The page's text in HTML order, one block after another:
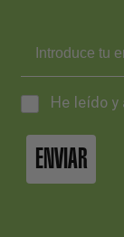
He leído y
ENVIAR